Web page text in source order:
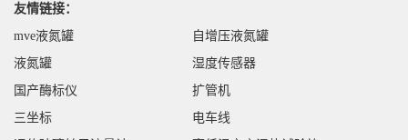
友情链接：
mve液氮罐
自增压液氮罐
液氮罐
湿度传感器
国产酶标仪
扩管机
三坐标
电车线